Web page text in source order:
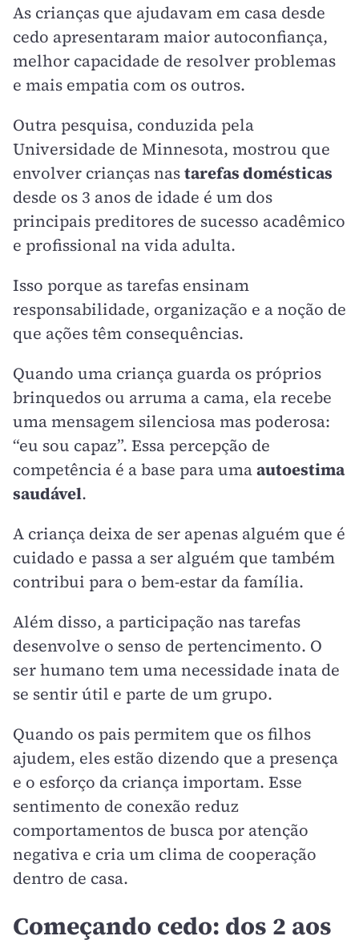
As crianças que ajudavam em casa desde
cedo apresentaram maior autoconfiança,
melhor capacidade de resolver problemas
e mais empatia com os outros.
Outra pesquisa, conduzida pela
Universidade de Minnesota, mostrou que
envolver crianças nastarefas domésticas
desde os 3 anos de idade é um dos
principais preditores de sucesso acadêmico
e profissional na vida adulta.
Isso porque as tarefas ensinam
responsabilidade, organização e a noção de
que ações têm consequências.
Quando uma criança guarda os próprios
brinquedos ou arruma a cama, ela recebe
uma mensagem silenciosa mas poderosa:
“eu sou capaz”. Essa percepção de
competência é a base para umaautoestima
saudável.
A criança deixa de ser apenas alguém que é
cuidado e passa a ser alguém que também
contribui para o bem-estar da família.
Além disso, a participação nas tarefas
desenvolve o senso de pertencimento. O
ser humano tem uma necessidade inata de
se sentir útil e parte de um grupo.
Quando os pais permitem que os filhos
ajudem, eles estão dizendo que a presença
e o esforço da criança importam. Esse
sentimento de conexão reduz
comportamentos de busca por atenção
negativa e cria um clima de cooperação
dentro de casa.
Começando cedo: dos 2 aos